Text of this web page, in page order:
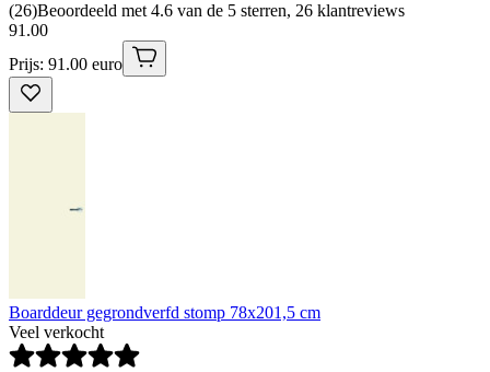
(26)Beoordeeld met 4.6 van de 5 sterren, 26 klantreviews
91 .00
Prijs: 91.00 euro
Boarddeur gegrondverfd stomp 78x201,5 cm
Veel verkocht